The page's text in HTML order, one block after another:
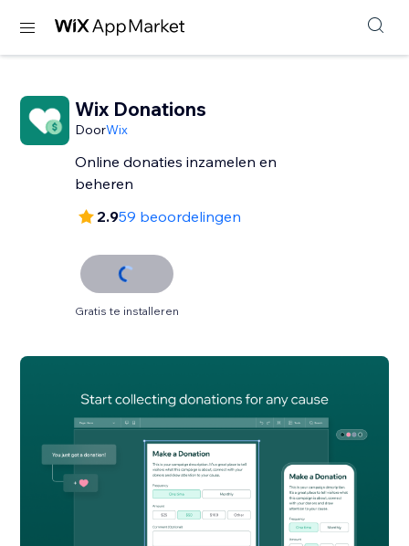
Wix Donations
DoorWix
Online donaties inzamelen en
beheren
2.959 beoordelingen
Gratis te installeren